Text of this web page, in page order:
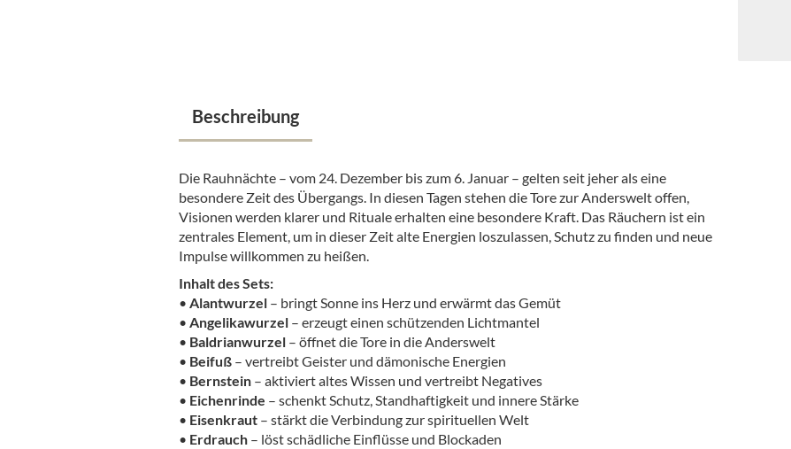
Beschreibung
Die Rauhnächte – vom 24. Dezember bis zum 6. Januar – gelten seit jeher als eine
besondere Zeit des Übergangs. In diesen Tagen stehen die Tore zur Anderswelt offen,
Visionen werden klarer und Rituale erhalten eine besondere Kraft. Das Räuchern ist ein
zentrales Element, um in dieser Zeit alte Energien loszulassen, Schutz zu finden und neue
Impulse willkommen zu heißen.
Inhalt des Sets:
• Alantwurzel – bringt Sonne ins Herz und erwärmt das Gemüt
• Angelikawurzel – erzeugt einen schützenden Lichtmantel
• Baldrianwurzel – öffnet die Tore in die Anderswelt
• Beifuß – vertreibt Geister und dämonische Energien
• Bernstein – aktiviert altes Wissen und vertreibt Negatives
• Eichenrinde – schenkt Schutz, Standhaftigkeit und innere Stärke
• Eisenkraut – stärkt die Verbindung zur spirituellen Welt
• Erdrauch – löst schädliche Einflüsse und Blockaden